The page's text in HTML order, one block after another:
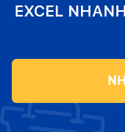
EXCEL